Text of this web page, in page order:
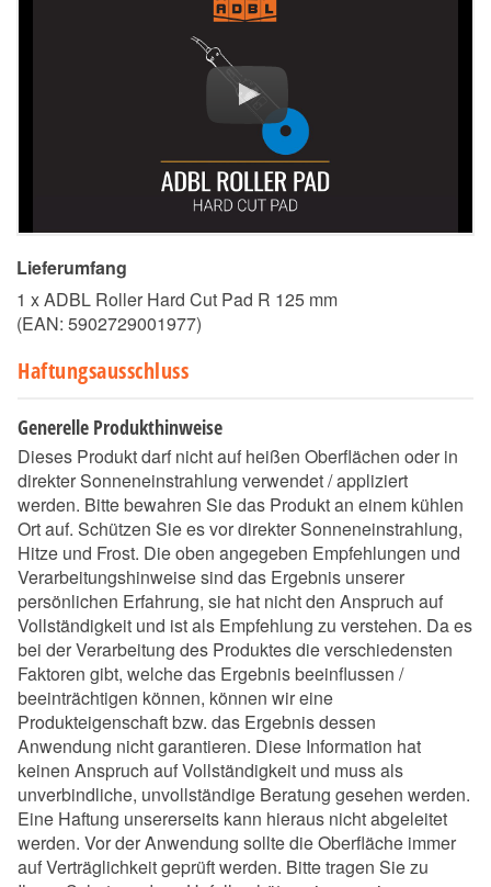
Lieferumfang
1 x ADBL Roller Hard Cut Pad R 125 mm
(EAN: 5902729001977)
Haftungsausschluss
Generelle Produkthinweise
Dieses Produkt darf nicht auf heißen Oberflächen oder in
direkter Sonneneinstrahlung verwendet / appliziert
werden. Bitte bewahren Sie das Produkt an einem kühlen
Ort auf. Schützen Sie es vor direkter Sonneneinstrahlung,
Hitze und Frost. Die oben angegeben Empfehlungen und
Verarbeitungshinweise sind das Ergebnis unserer
persönlichen Erfahrung, sie hat nicht den Anspruch auf
Vollständigkeit und ist als Empfehlung zu verstehen. Da es
bei der Verarbeitung des Produktes die verschiedensten
Faktoren gibt, welche das Ergebnis beeinflussen /
beeinträchtigen können, können wir eine
Produkteigenschaft bzw. das Ergebnis dessen
Anwendung nicht garantieren. Diese Information hat
keinen Anspruch auf Vollständigkeit und muss als
unverbindliche, unvollständige Beratung gesehen werden.
Eine Haftung unsererseits kann hieraus nicht abgeleitet
werden. Vor der Anwendung sollte die Oberfläche immer
auf Verträglichkeit geprüft werden. Bitte tragen Sie zu